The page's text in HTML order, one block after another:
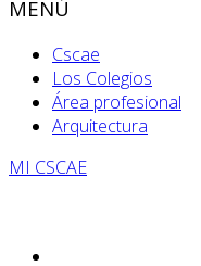
MENÚ
Cscae
Los Colegios
Área profesional
Arquitectura
MI CSCAE